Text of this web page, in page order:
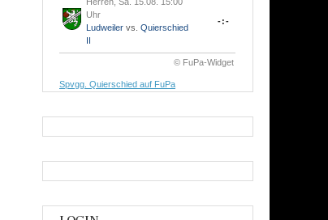
Uhr
Ludweiler vs. Quierschied
-:-
© FuPa-Widget
Spvgg. Quierschied auf FuPa